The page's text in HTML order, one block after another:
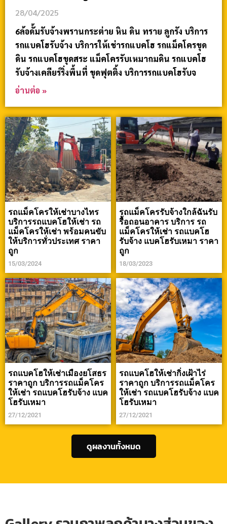
28/04/2025
6ล้อดั้มรับจ้างพรานกระต่าย หิน ดิน ทราย ลูกรัง บริการ
รถแบคโฮรับจ้าง บริการให้เช่ารถแบคโฮ รถแม็คโครขุด
ดิน รถแบคโฮขุดสระ แม็คโครรับเหมาถมดิน รถแบคโฮ
รับจ้างเคลียร์ริ่งพื้นที่ ขุดฟุตติ้ง บริการรถแบคโฮรับจ
อ่านต่อ »
รถแม็คโครให้เช่าบางไทร
บริการรถแบคโฮให้เช่า รถ
แม็คโครให้เช่า พร้อมคนขับ
ให้บริการทั่วประเทศ ราคา
ถูก
15/03/2024
รถแม็คโครรับจ้างใกล้ฉันรับ
รื้อถอนอาคาร บริการ รถ
แม็คโครให้เช่า รถแบคโฮ
รับจ้าง แบคโฮรับเหมา ราคา
ถูก
18/03/2023
รถแบคโฮให้เช่าเมืองยโสธร
ราคาถูก บริการรถแม็คโคร
ให้เช่า รถแบคโฮรับจ้าง แบค
โฮรับเหมา
27/12/2021
รถแบคโฮให้เช่ากิ่งเฝ้าไร่
ราคาถูก บริการรถแม็คโคร
ให้เช่า รถแบคโฮรับจ้าง แบค
โฮรับเหมา
27/12/2021
ดูผลงานทั้งหมด